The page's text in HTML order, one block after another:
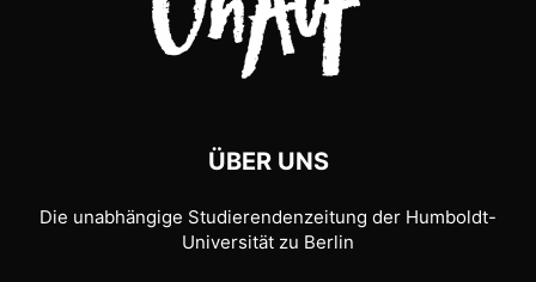
ÜBER UNS
Die unabhängige Studierendenzeitung der Humboldt-
Universität zu Berlin